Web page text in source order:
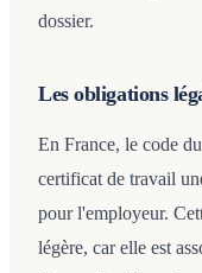
dossier.
Les obligations
En France, le code
certificat de travail
pour l'employeur.
légère, car elle est